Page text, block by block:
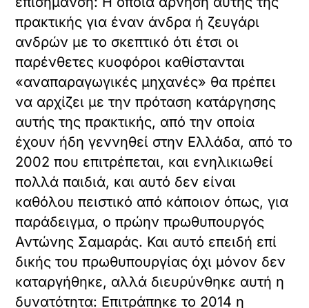
πρακτικής για έναν άνδρα ή ζευγάρι
ανδρών με το σκεπτικό ότι έτσι οι
παρένθετες κυοφόροι καθίστανται
«αναπαραγωγικές μηχανές» θα πρέπει
να αρχίζει με την πρόταση κατάργησης
αυτής της πρακτικής, από την οποία
έχουν ήδη γεννηθεί στην Ελλάδα, από το
2002 που επιτρέπεται, και ενηλικιωθεί
πολλά παιδιά, και αυτό δεν είναι
καθόλου πειστικό από κάποιον όπως, για
παράδειγμα, ο πρώην πρωθυπουργός
Αντώνης Σαμαράς. Και αυτό επειδή επί
δικής του πρωθυπουργίας όχι μόνον δεν
καταργήθηκε, αλλά διευρύνθηκε αυτή η
δυνατότητα: Επιτράπηκε το 2014 η